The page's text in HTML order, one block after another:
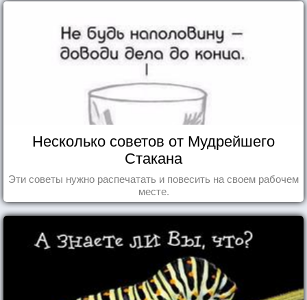
Несколько советов от Мудрейшего
Стакана
Эти советы нужно распечатать и повесить на своем рабочем
месте.